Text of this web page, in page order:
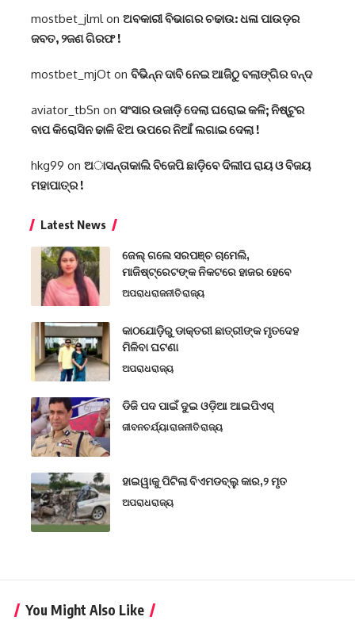
mostbet_jlmlon ଅବକାରୀ ବିଭାଗର ଚଢାଉ: ଧଳା ପାଉଡ଼ର
ଜବତ, ୨ଜଣ ଗିରଫ !
mostbet_mjOt on ବିଭିନ୍ନ ଦାବି ନେଇ ଆଜିଠୁ ବଲାଙ୍ଗିର ବନ୍ଦ
aviator_tbSn on ସଂସାର ଉଜାଡ଼ି ଦେଲା ଘରୋଇ କଳି; ନିଷ୍ଟୁର
ବାପ କିରୋସିନ ଢାଳି ଝିଅ ଉପରେ ନିଆଁ ଲଗାଇ ଦେଲା !
hkg99 on ଅାସନ୍ତାକାଲି ବିଜେପି ଛାଡ଼ିବେ ଦିଲୀପ ରାୟ ଓ ବିଜୟ
ମହାପାତ୍ର !
Latest News
ଜେଲ୍ ଗଲେ ସରପଞ୍ଚ ଚାମେଲି,
ମାଜିଷ୍ଟ୍ରେଟଙ୍କ ନିକଟରେ ହାଜର ହେବେ
ଅପରାଧରାଜନୀତିରାଜ୍ୟ
କାଠଯୋଡ଼ିରୁ ଡାକ୍ତରୀ ଛାତ୍ରୀଙ୍କ ମୃତଦେହ
ମିଳିବା ଘଟଣା
ଅପରାଧରାଜ୍ୟ
ଡିଜି ପଦ ପାଇଁ ଦୁଇ ଓଡ଼ିଆ ଆଇପିଏସ୍
ଜୀବନଚର୍ଯ୍ୟାରାଜନୀତିରାଜ୍ୟ
ହାଇୱାକୁ ପିଟିଲା ବିଏମଡବ୍ଲୁ କାର,୨ ମୃତ
ଅପରାଧରାଜ୍ୟ
You Might Also Like